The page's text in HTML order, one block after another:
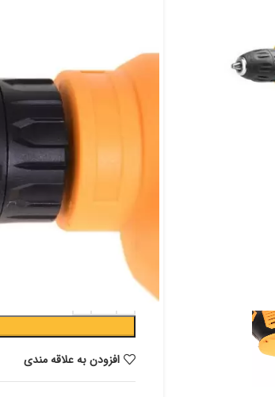
ED500282
3,254,000 تومان
افزودن به علاقه مندی